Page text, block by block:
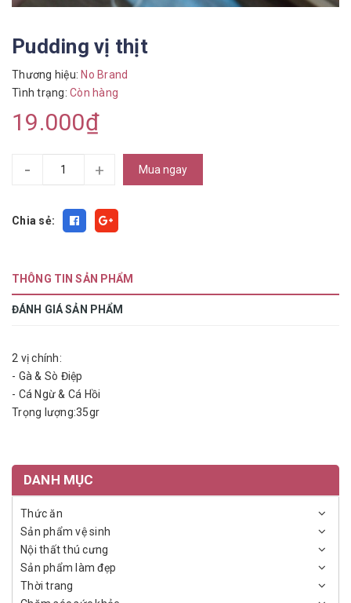
Pudding vị thịt
Thương hiệu: No Brand
Tình trạng: Còn hàng
19.000₫
- + Mua ngay
Chia sẻ:
THÔNG TIN SẢN PHẨM
ĐÁNH GIÁ SẢN PHẨM
2 vị chính:
- Gà & Sò Điệp
- Cá Ngừ & Cá Hồi
Trọng lượng:35gr
DANH MỤC
Thức ăn
Sản phẩm vệ sinh
Nội thất thú cưng
Sản phẩm làm đẹp
Thời trang